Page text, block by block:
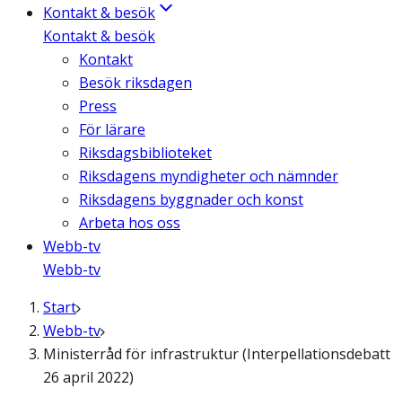
Kontakt & besök
Kontakt & besök
Kontakt
Besök riksdagen
Press
För lärare
Riksdagsbiblioteket
Riksdagens myndigheter och nämnder
Riksdagens byggnader och konst
Arbeta hos oss
Webb-tv
Webb-tv
Start
Webb-tv
Ministerråd för infrastruktur (Interpellationsdebatt
26 april 2022)